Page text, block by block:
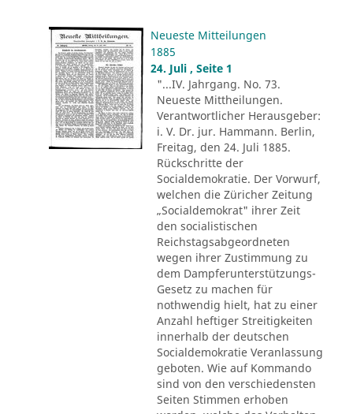
Neueste Mitteilungen
1885
24. Juli , Seite 1
"...IV. Jahrgang. No. 73.
Neueste Mittheilungen.
Verantwortlicher Herausgeber:
i. V. Dr. jur. Hammann. Berlin,
Freitag, den 24. Juli 1885.
Rückschritte der
Socialdemokratie. Der Vorwurf,
welchen die Züricher Zeitung
„Socialdemokrat" ihrer Zeit
den socialistischen
Reichstagsabgeordneten
wegen ihrer Zustimmung zu
dem Dampferunterstützungs-
Gesetz zu machen für
nothwendig hielt, hat zu einer
Anzahl heftiger Streitigkeiten
innerhalb der deutschen
Socialdemokratie Veranlassung
geboten. Wie auf Kommando
sind von den verschiedensten
Seiten Stimmen erhoben